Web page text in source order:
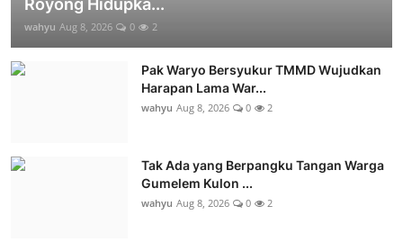
wahyu Aug 8, 2026 0 2
Pak Waryo Bersyukur TMMD Wujudkan
Harapan Lama War...
wahyu Aug 8, 2026 0 2
Tak Ada yang Berpangku Tangan Warga
Gumelem Kulon ...
wahyu Aug 8, 2026 0 2